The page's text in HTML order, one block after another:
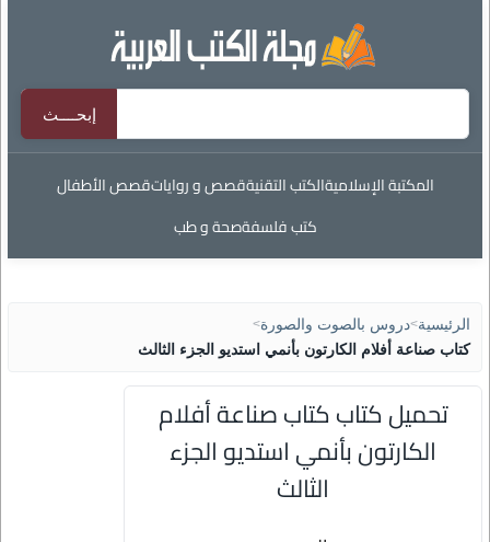
المكتبة الإسلاميةالكتب التقنيةقصص و رواياتقصص الأطفال
كتب فلسفةصحة و طب
الرئيسية>دروس بالصوت والصورة>
كتاب صناعة أفلام الكارتون بأنمي استديو الجزء الثالث
تحميل كتاب كتاب صناعة أفلام
الكارتون بأنمي استديو الجزء
الثالث